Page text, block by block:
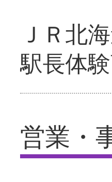
ＪＲ北
駅長体
営業・